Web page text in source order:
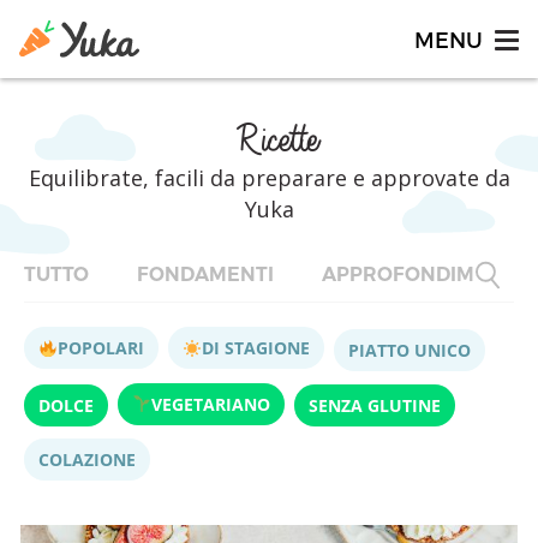
Ricette
Equilibrate, facili da preparare e approvate da
Yuka
TUTTO FONDAMENTI APPROFONDIMENTI
POPOLARI DI STAGIONE PIATTO UNICO
DOLCE VEGETARIANO SENZA GLUTINE
COLAZIONE